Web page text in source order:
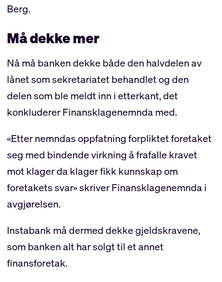
Berg.
Må dekke mer
Nå må banken dekke både den halvdelen av
lånet som sekretariatet behandlet og den
delen som ble meldt inn i etterkant, det
konkluderer Finansklagenemnda med.
«Etter nemndas oppfatning forpliktet foretaket
seg med bindende virkning å frafalle kravet
mot klager da klager fikk kunnskap om
foretakets svar» skriver Finansklagenemnda i
avgjørelsen.
Instabank må dermed dekke gjeldskravene,
som banken alt har solgt til et annet
finansforetak.